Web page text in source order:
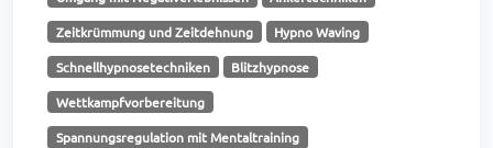
Zeitkrümmung und Zeitdehnung Hypno Waving
Schnellhypnosetechniken Blitzhypnose
Wettkampfvorbereitung
Spannungsregulation mit Mentaltraining